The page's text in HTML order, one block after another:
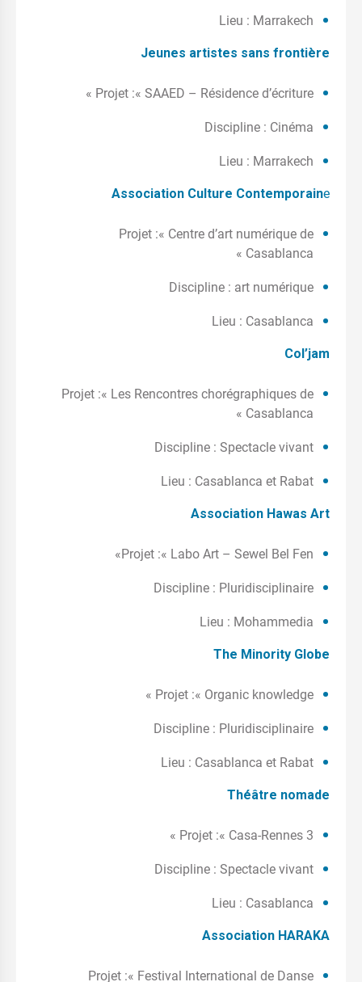
Lieu : Marrakech
Jeunes artistes sans frontière
Projet :« SAAED – Résidence d’écriture »
Discipline : Cinéma
Lieu : Marrakech
Association Culture Contemporaine
Projet :« Centre d’art numérique de
Casablanca »
Discipline : art numérique
Lieu : Casablanca
Col’jam
Projet :« Les Rencontres chorégraphiques de
Casablanca »
Discipline : Spectacle vivant
Lieu : Casablanca et Rabat
Association Hawas Art
Projet :« Labo Art – Sewel Bel Fen»
Discipline : Pluridisciplinaire
Lieu : Mohammedia
The Minority Globe
Projet :« Organic knowledge »
Discipline : Pluridisciplinaire
Lieu : Casablanca et Rabat
Théâtre nomade
Projet :« Casa-Rennes 3 »
Discipline : Spectacle vivant
Lieu : Casablanca
Association HARAKA
Projet :« Festival International de Danse